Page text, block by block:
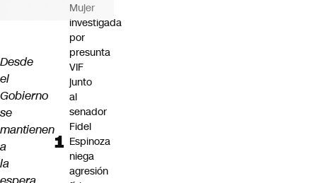
Desde
el
Gobierno
se
mantienen
a
la
Mujer
investigada
por
presunta
VIF
junto
al
senador
Fidel
Espinoza
niega
agresión